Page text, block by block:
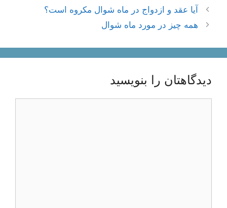
ناوبری
نوشته‌ها
آیا عقد و ازدواج در ماه شوال مکروه است؟
همه چیز در مورد ماه شوال
دیدگاهتان را بنویسید